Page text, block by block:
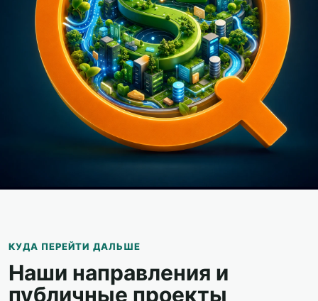
КУДА ПЕРЕЙТИ ДАЛЬШЕ
Наши направления и
публичные проекты